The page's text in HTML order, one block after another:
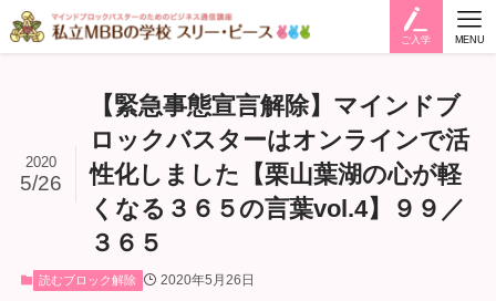
ご入学 MENU
【緊急事態宣言解除】マインドブ
ロックバスターはオンラインで活
性化しました【栗山葉湖の心が軽
くなる３６５の言葉vol.4】９９／
３６５
2020
5/26
読むブロック解除 2020年5月26日